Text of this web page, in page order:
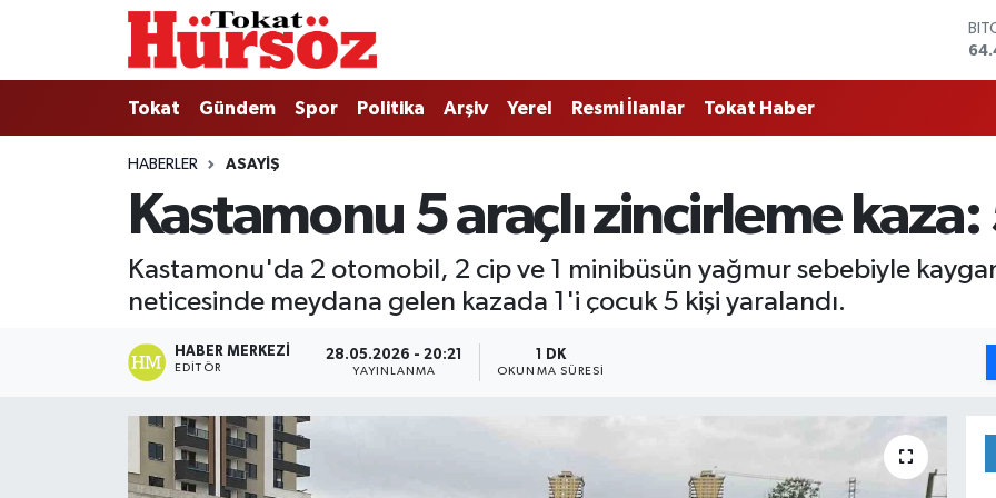
Tokat Gündem Spor Politika Arşiv Yerel Resmi İlanlar Tokat Haber
HABERLER ASAYIŞ
Kastamonu 5 araçlı zincirleme kaza:
Kastamonu'da 2 otomobil, 2 cip ve 1 minibüsün yağmur sebebiyle
neticesinde meydana gelen kazada 1'i çocuk 5 kişi yaralandı.
HABER MERKEZI
EDITÖR
28.05.2026 - 20:21
YAYINLANMA
1 DK
OKUNMA SÜRESI
Tokat
Türkiye Gündemi
Gündem
Politika
Tokat Spor
Nöbetçi Eczaneler
Hava Durumu
Tokat Namaz Vakitleri
Süper Lig Puan Durumu ve Fikstür
Tüm Manşetler
Son Dakika Haberleri
Haber Arşivi